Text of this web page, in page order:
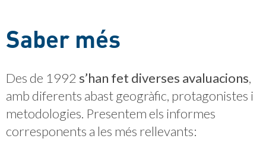
Saber més
Des de 1992 s’han fet diverses avaluacions,
amb diferents abast geogràfic, protagonistes i
metodologies. Presentem els informes
corresponents a les més rellevants: